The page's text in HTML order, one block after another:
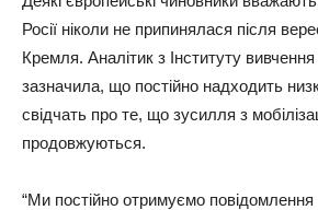
Росії ніколи не припинялася після
Кремля. Аналітик з Інституту вивчення
зазначила, що постійно надходить
свідчать про те, що зусилля з
продовжуються.
“Ми постійно отримуємо